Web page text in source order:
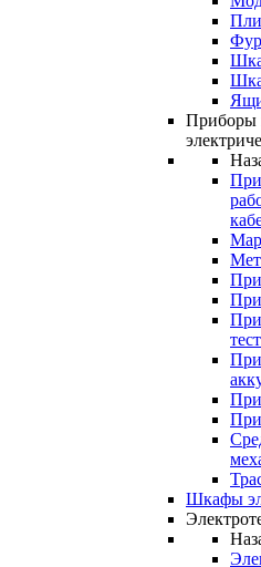
Приборы
Шкафы